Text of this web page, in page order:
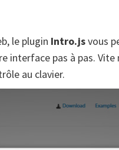
le plugin Intro.jsvous
interface pas à pas. Vite
au clavier.